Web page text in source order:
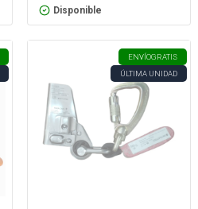
Disponible
ENVÍOGRATIS
ÚLTIMA UNIDAD